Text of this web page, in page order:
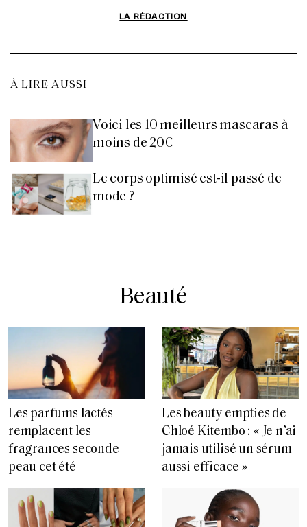
LA RÉDACTION
À LIRE AUSSI
Voici les 10 meilleurs mascaras à
moins de 20€
Le corps optimisé est-il passé de
mode ?
Beauté
Les parfums lactés
remplacent les
fragrances seconde
peau cet été
Les beauty empties de
Chloé Kitembo : « Je n’ai
jamais utilisé un sérum
aussi efficace »